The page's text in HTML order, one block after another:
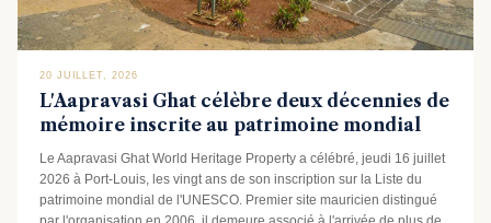
20 JUILLET, 2026
L'Aapravasi Ghat célèbre deux décennies de
mémoire inscrite au patrimoine mondial
Le Aapravasi Ghat World Heritage Property a célébré, jeudi 16 juillet
2026 à Port-Louis, les vingt ans de son inscription sur la Liste du
patrimoine mondial de l'UNESCO. Premier site mauricien distingué